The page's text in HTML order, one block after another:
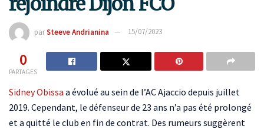
parSteeve Andrianina 15/07/2023
0
PARTAGES
Sidney Obissa a évolué au sein de l’AC Ajaccio depuis juillet
2019. Cependant, le défenseur de 23 ans n’a pas été prolongé
et a quitté le club en fin de contrat. Des rumeurs suggèrent